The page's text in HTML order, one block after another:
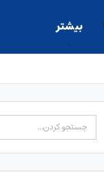
بیشتر